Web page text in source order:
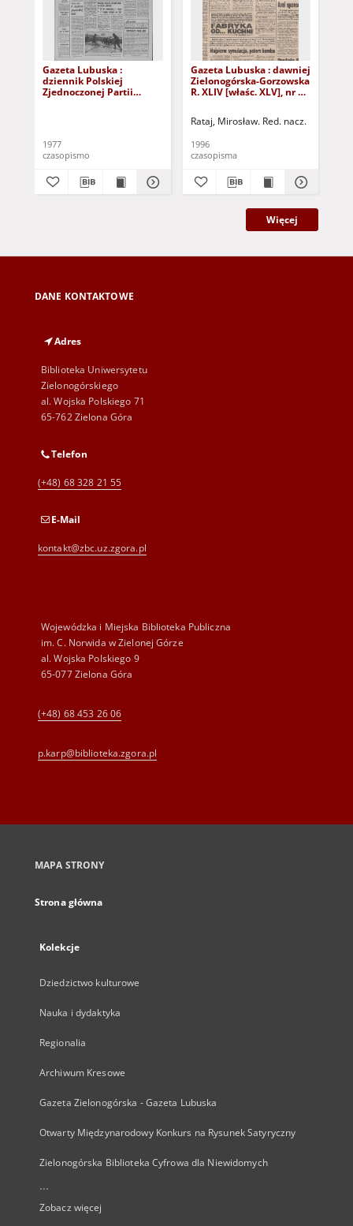
Gazeta Lubuska :
dziennik Polskiej
Zjednoczonej Partii
1977
czasopismo
Gazeta Lubuska : dawniej
Zielonogórska-Gorzowska
R. XLIV [właśc. XLV], nr 52
Rataj, Mirosław. Red. nacz.
1996
czasopisma
Więcej
DANE KONTAKTOWE
Adres
Biblioteka Uniwersytetu
Zielonogórskiego
al. Wojska Polskiego 71
65-762 Zielona Góra
Telefon
(+48) 68 328 21 55
E-Mail
kontakt@zbc.uz.zgora.pl
Wojewódzka i Miejska Biblioteka Publiczna
im. C. Norwida w Zielonej Górze
al. Wojska Polskiego 9
65-077 Zielona Góra
(+48) 68 453 26 06
p.karp@biblioteka.zgora.pl
MAPA STRONY
Strona główna
Kolekcje
Dziedzictwo kulturowe
Nauka i dydaktyka
Regionalia
Archiwum Kresowe
Gazeta Zielonogórska - Gazeta Lubuska
Otwarty Międzynarodowy Konkurs na Rysunek Satyryczny
Zielonogórska Biblioteka Cyfrowa dla Niewidomych
...
Zobacz więcej